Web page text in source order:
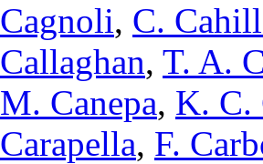
Cagnoli, C.
Callaghan, T. A.
M. Canepa, K. C.
Carapella, F.